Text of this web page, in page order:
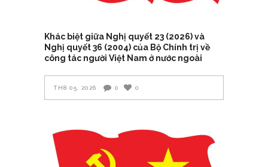
Khác biệt giữa Nghị quyết 23 (2026) và
Nghị quyết 36 (2004) của Bộ Chính trị về
công tác người Việt Nam ở nước ngoài
TH8 05, 2026 0 0